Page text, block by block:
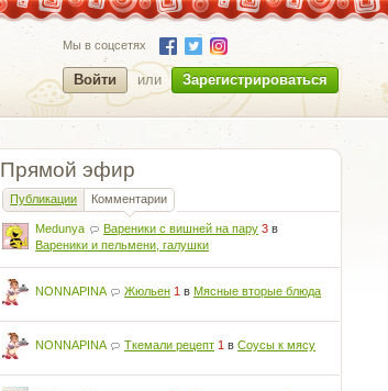
Мы в соцсетях
Войти или Зарегистрироваться
Прямой эфир
Публикации Комментарии
Medunya Вареники с вишней на пару 3 в
Вареники и пельмени, галушки
NONNAPINA Жюльен 1 вМясные вторые блюда
NONNAPINA Ткемали рецепт 1 вСоусы к мясу